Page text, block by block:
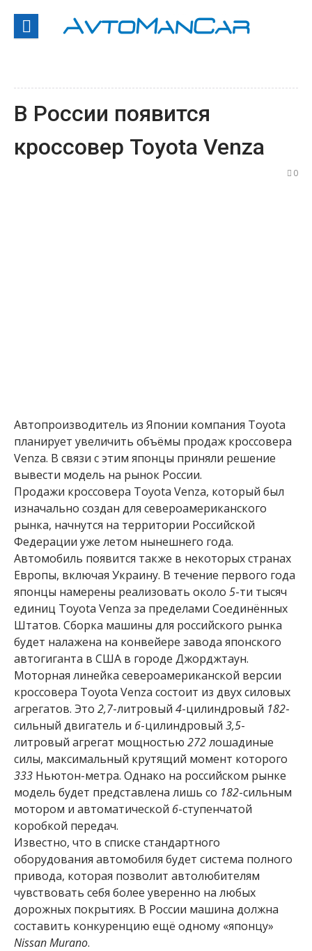
содержанию
В России появится
кроссовер Toyota Venza
0
Автопроизводитель из Японии компания Toyota
планирует увеличить объёмы продаж кроссовера
Venza. В связи с этим японцы приняли решение
вывести модель на рынок России.
Продажи кроссовера Toyota Venza, который был
изначально создан для североамериканского
рынка, начнутся на территории Российской
Федерации уже летом нынешнего года.
Автомобиль появится также в некоторых странах
Европы, включая Украину. В течение первого года
японцы намерены реализовать около 5-ти тысяч
единиц Toyota Venza за пределами Соединённых
Штатов. Сборка машины для российского рынка
будет налажена на конвейере завода японского
автогиганта в США в городе Джорджтаун.
Моторная линейка североамериканской версии
кроссовера Toyota Venza состоит из двух силовых
агрегатов. Это 2,7-литровый 4-цилиндровый 182-
сильный двигатель и 6-цилиндровый 3,5-
литровый агрегат мощностью 272лошадиные
силы, максимальный крутящий момент которого
333 Ньютон-метра. Однако на российском рынке
модель будет представлена лишь со 182-сильным
мотором и автоматической 6-ступенчатой
коробкой передач.
Известно, что в списке стандартного
оборудования автомобиля будет система полного
привода, которая позволит автолюбителям
чувствовать себя более уверенно на любых
дорожных покрытиях. В России машина должна
составить конкуренцию ещё одному «японцу»
Nissan Murano.